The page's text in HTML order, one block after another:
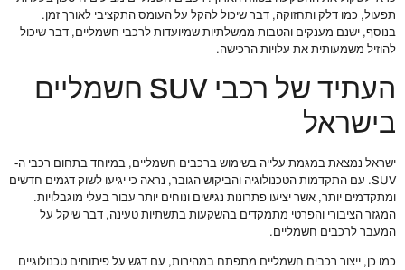
תפעול, כמו דלק ותחזוקה, דבר שיכול להקל על העומס התקציבי לאורך זמן.
בנוסף, ישנם מענקים והטבות ממשלתיות שמיועדות לרכבי חשמליים, דבר שיכול
להוזיל משמעותית את עלויות הרכישה.
העתיד של רכבי SUV חשמליים
בישראל
ישראל נמצאת במגמת עלייה בשימוש ברכבים חשמליים, במיוחד בתחום רכבי ה-
SUV. עם התקדמות הטכנולוגיה והביקוש הגובר, נראה כי יגיעו לשוק דגמים חדשים
ומתקדמים יותר, אשר יציעו פתרונות נגישים ונוחים יותר עבור בעלי מוגבלויות.
המגזר הציבורי והפרטי מתמקדים בהשקעות בתשתיות טעינה, דבר שיקל על
המעבר לרכבים חשמליים.
כמו כן, ייצור רכבים חשמליים מתפתח במהירות, עם דגש על פיתוחים טכנולוגיים